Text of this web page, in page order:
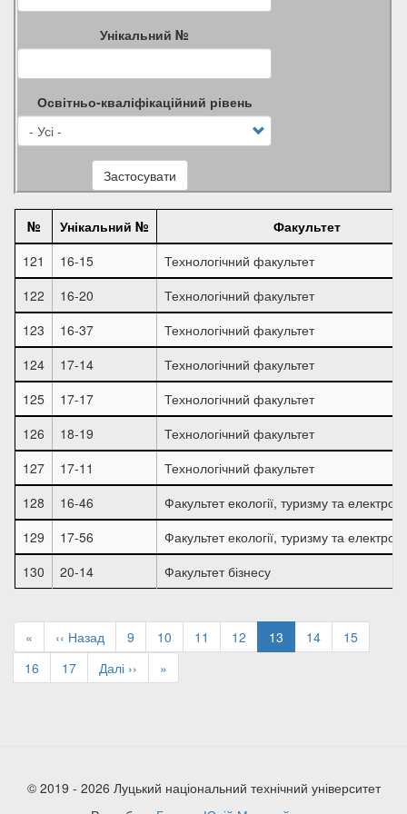
Унікальний №
Освітньо-кваліфікаційний рівень
Застосувати
№ Унікальний №
Факультет
121
16-15
Технологічний факультет
122
16-20
Технологічний факультет
123
16-37
Технологічний факультет
124
17-14
Технологічний факультет
125
17-17
Технологічний факультет
126
18-19
Технологічний факультет
127
17-11
Технологічний факультет
128
16-46
Факультет екології, туризму та
129
17-56
Факультет екології, туризму та
130
20-14 Факультет бізнесу
Розбивка
на
сторінки
Перша
сторінка
«
Попередня
сторінка
‹‹ Назад Page
9 Page
10 Page
11 Page
12
Поточна
сторінка
13 Page
14 Page
15
Page
16 Page
17
Наступна
сторінка
Далі ››
Остання
сторінка
»
© 2019 - 2026 Луцький національний технічний університет